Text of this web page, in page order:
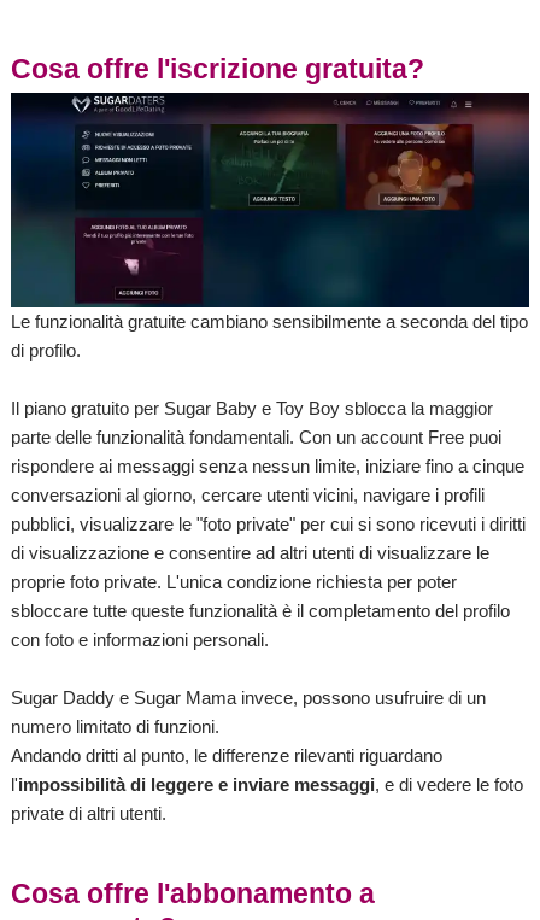
Cosa offre l'iscrizione gratuita?
Le funzionalità gratuite cambiano sensibilmente a seconda del tipo
di profilo.
Il piano gratuito per Sugar Baby e Toy Boy sblocca la maggior
parte delle funzionalità fondamentali. Con un account Free puoi
rispondere ai messaggi senza nessun limite, iniziare fino a cinque
conversazioni al giorno, cercare utenti vicini, navigare i profili
pubblici, visualizzare le "foto private" per cui si sono ricevuti i diritti
di visualizzazione e consentire ad altri utenti di visualizzare le
proprie foto private. L'unica condizione richiesta per poter
sbloccare tutte queste funzionalità è il completamento del profilo
con foto e informazioni personali.
Sugar Daddy e Sugar Mama invece, possono usufruire di un
numero limitato di funzioni.
Andando dritti al punto, le differenze rilevanti riguardano
l'impossibilità di leggere e inviare messaggi, e di vedere le foto
private di altri utenti.
Cosa offre l'abbonamento a